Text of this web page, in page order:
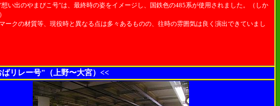
い出のやまびこ号"は、最終時の姿をイメージし、国鉄色の485系が使用されました。（しか
ークの材質等、現役時と異なる点は多々あるものの、往時の雰囲気は良く演出できていまし
リレー号"（上野〜大宮）<<